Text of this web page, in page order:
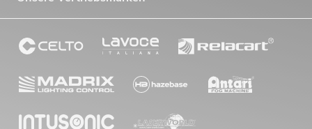
Boxenhochständer
No. 20000818Artikel nicht mehr verfügbar